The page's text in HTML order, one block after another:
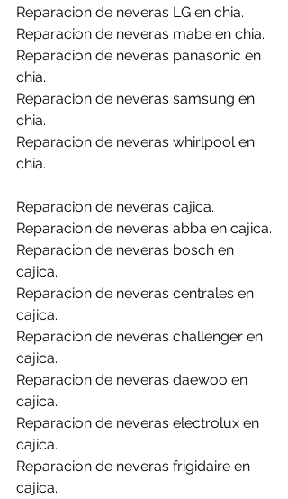
Reparacion de neveras LG en chia.
Reparacion de neveras mabe en chia.
Reparacion de neveras panasonic en
chia.
Reparacion de neveras samsung en
chia.
Reparacion de neveras whirlpool en
chia.
Reparacion de neveras cajica.
Reparacion de neveras abba en cajica.
Reparacion de neveras bosch en
cajica.
Reparacion de neveras centrales en
cajica.
Reparacion de neveras challenger en
cajica.
Reparacion de neveras daewoo en
cajica.
Reparacion de neveras electrolux en
cajica.
Reparacion de neveras frigidaire en
cajica.